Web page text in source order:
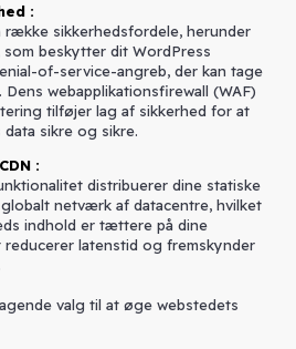
:
række sikkerhedsfordele, herunder
beskytter dit WordPress
of-service-angreb, der kan tage
webapplikationsfirewall (WAF)
tilføjer lag af sikkerhed for at
sikre og sikre.
:
distribuerer dine statiske
netværk af datacentre, hvilket
indhold er tættere på dine
reducerer latenstid og fremskynder
valg til at øge webstedets